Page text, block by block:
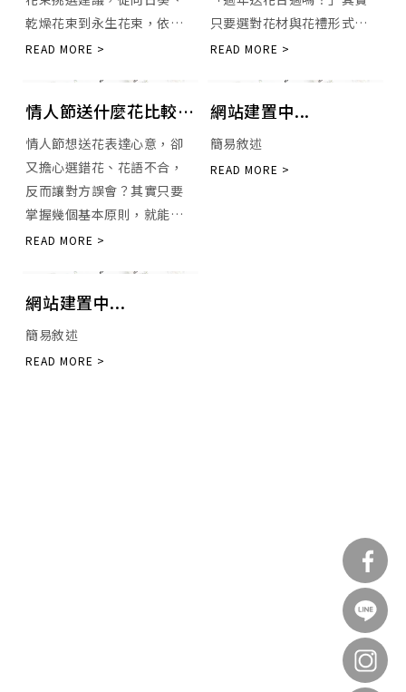
乾燥花束到永生花束，依照
送禮對象與預算，挑選最適
只要選對花材與花禮形式，
送花不但不失禮，還能傳達
情人節送什麼花比較不
踩雷？花語你真的選對
了嗎？｜台中花店｜沙
鹿花店
情人節想送花表達心意，卻
又擔心選錯花、花語不合，
反而讓對方誤會？其實只要
掌握幾個基本原則，就能輕
鬆挑到不踩雷、又能加分的
網站建置中...
簡易敘述
網站建置中...
簡易敘述